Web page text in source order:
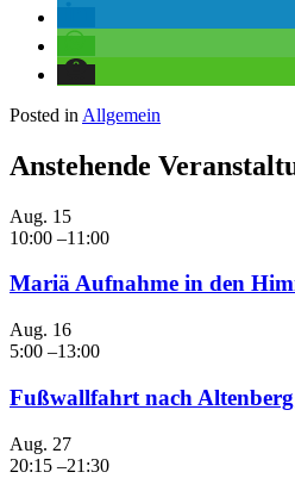
Posted in Allgemein
Anstehende
Aug. 15
10:00 –11:00
Mariä Aufnahme in den
Aug. 16
5:00 –13:00
Fußwallfahrt nach
Aug. 27
20:15 –21:30